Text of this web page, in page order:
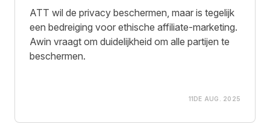
ATT wil de privacy beschermen, maar is tegelijk
een bedreiging voor ethische affiliate-marketing.
Awin vraagt om duidelijkheid om alle partijen te
beschermen.
11DE AUG. 2025